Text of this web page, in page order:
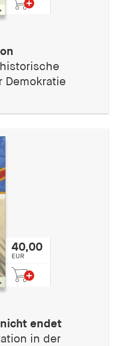
Demokratie
40,00
EUR
endet
in der